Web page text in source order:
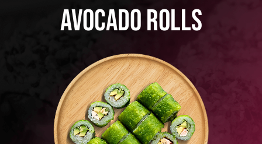
Avocado Rolls